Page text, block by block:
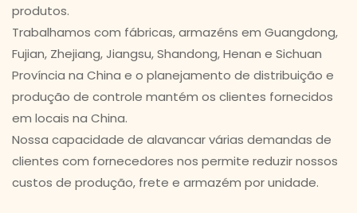
produtos.
Trabalhamos com fábricas, armazéns em Guangdong,
Fujian, Zhejiang, Jiangsu, Shandong, Henan e Sichuan
Província na China e o planejamento de distribuição e
produção de controle mantém os clientes fornecidos
em locais na China.
Nossa capacidade de alavancar várias demandas de
clientes com fornecedores nos permite reduzir nossos
custos de produção, frete e armazém por unidade.